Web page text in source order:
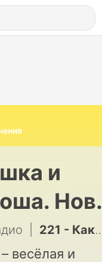
и
221 - Как Веснушка и Кипятоша страшные истории рассказывали
весёлая и